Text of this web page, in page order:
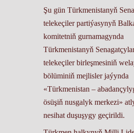
Şu gün Türkmenistanyň
telekeçiler partiýasynyň
komitetniň gurnamagynda
Türkmenistanyň
telekeçiler birleşmesiniň
bölüminiň mejlisler jaýynda
«Türkmenistan –
ösüşiň nusgalyk merkezi»
nesihat duşuşygy geçirildi.